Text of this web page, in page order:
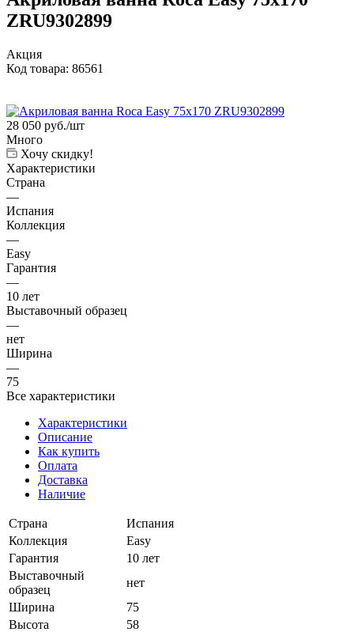
ZRU9302899
Акция
Код товара: 86561
28 050 руб./шт
Много
Хочу скидку!
Характеристики
Страна
—
Испания
Коллекция
—
Easy
Гарантия
—
10 лет
Выставочный образец
—
нет
Ширина
—
75
Все характеристики
Характеристики
Описание
Как купить
Оплата
Доставка
Наличие
Страна
Испания
Коллекция
Easy
Гарантия
10 лет
Выставочный
образец
нет
Ширина
75
Высота
58